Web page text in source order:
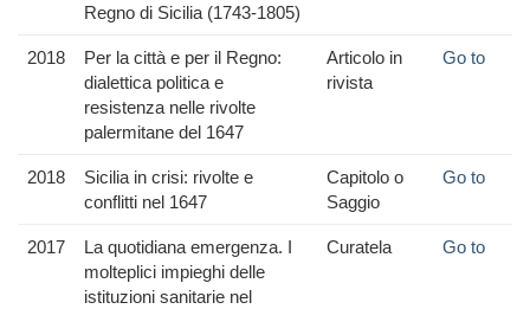
Regno di Sicilia (1743-1805)
2018
Per la città e per il Regno:
dialettica politica e
resistenza nelle rivolte
palermitane del 1647
Articolo in
rivista
Go to
2018
Sicilia in crisi: rivolte e
conflitti nel 1647
Capitolo o
Saggio
Go to
2017
La quotidiana emergenza. I
molteplici impieghi delle
istituzioni sanitarie nel
Curatela Go to